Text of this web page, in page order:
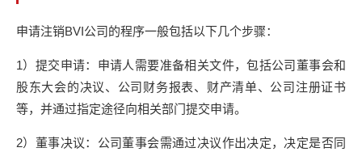
申请注销BVI公司的程序一般包括以下几个步骤：
1）提交申请：申请人需要准备相关文件，包括公司董事会和
股东大会的决议、公司财务报表、财产清单、公司注册证书
等，并通过指定途径向相关部门提交申请。
2）董事决议：公司董事会需通过决议作出决定，决定是否同